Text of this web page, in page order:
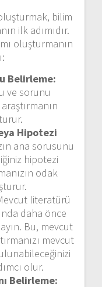
bilim
ilk adımıdır.
oluşturmanın
Belirleme:
ve sorunu
Hipotezi
ana sorusunu
hipotezi
odak
literatürü
daha önce
Bu, mevcut
mevcut
olur.
Belirleme: